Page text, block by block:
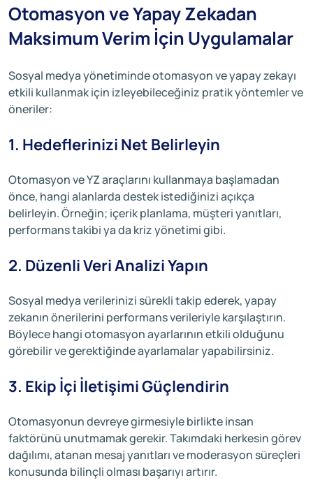
Otomasyon ve Yapay Zekadan
Maksimum Verim İçin Uygulamalar
Sosyal medya yönetiminde otomasyon ve yapay zekayı
etkili kullanmak için izleyebileceğiniz pratik yöntemler ve
öneriler:
1. Hedeflerinizi Net Belirleyin
Otomasyon ve YZ araçlarını kullanmaya başlamadan
önce, hangi alanlarda destek istediğinizi açıkça
belirleyin. Örneğin; içerik planlama, müşteri yanıtları,
performans takibi ya da kriz yönetimi gibi.
2. Düzenli Veri Analizi Yapın
Sosyal medya verilerinizi sürekli takip ederek, yapay
zekanın önerilerini performans verileriyle karşılaştırın.
Böylece hangi otomasyon ayarlarının etkili olduğunu
görebilir ve gerektiğinde ayarlamalar yapabilirsiniz.
3. Ekip İçi İletişimi Güçlendirin
Otomasyonun devreye girmesiyle birlikte insan
faktörünü unutmamak gerekir. Takımdaki herkesin görev
dağılımı, atanan mesaj yanıtları ve moderasyon süreçleri
konusunda bilinçli olması başarıyı artırır.